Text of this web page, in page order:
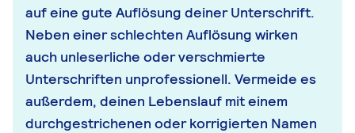
auf eine gute Auflösung deiner Unterschrift.
Neben einer schlechten Auflösung wirken
auch unleserliche oder verschmierte
Unterschriften unprofessionell. Vermeide es
außerdem, deinen Lebenslauf mit einem
durchgestrichenen oder korrigierten Namen